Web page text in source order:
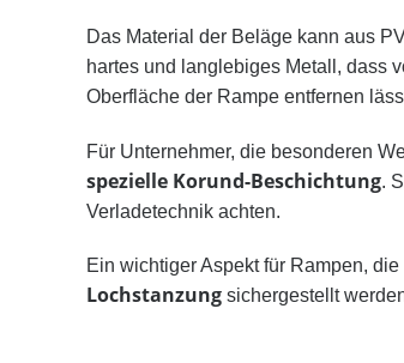
Das Material der Beläge kann aus
hartes und langlebiges Metall, dass
Oberfläche der Rampe entfernen
Für Unternehmer, die besonderen
spezielle Korund-Beschichtung.
Verladetechnik achten.
Ein wichtiger Aspekt für Rampen,
Lochstanzung sichergestellt